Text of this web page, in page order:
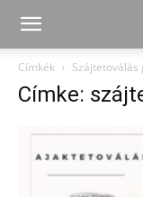
Címkék Szájtetoválás
Címke: